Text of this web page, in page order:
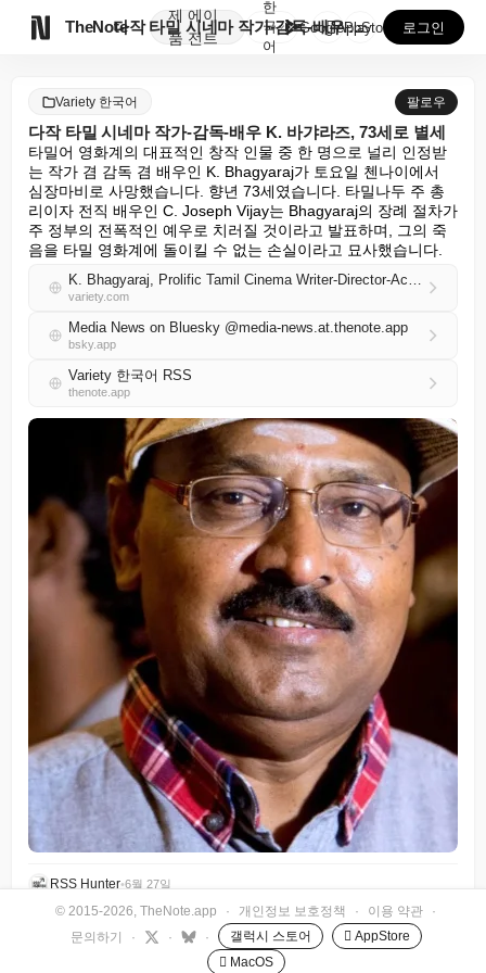
TheNote
제
품
에이
전트
다작 타밀 시네마 작가-감독-배우 K. 바갸라즈, 73...
한
국
어
GooglePlay
AppStore 로그인
Variety 한국어 팔로우
다작 타밀 시네마 작가-감독-배우 K. 바갸라즈, 73세로 별세
타밀어 영화계의 대표적인 창작 인물 중 한 명으로 널리 인정받
는 작가 겸 감독 겸 배우인 K. Bhagyaraj가 토요일 첸나이에서
심장마비로 사망했습니다. 향년 73세였습니다. 타밀나두 주 총
리이자 전직 배우인 C. Joseph Vijay는 Bhagyaraj의 장례 절차가
주 정부의 전폭적인 예우로 치러질 것이라고 발표하며, 그의 죽
음을 타밀 영화계에 돌이킬 수 없는 손실이라고 묘사했습니다.
K. Bhagyaraj, Prolific Tamil Cinema Writer-Director-Actor, Dies at 73
variety.com
Media News on Bluesky @media-news.at.thenote.app
bsky.app
Variety 한국어 RSS
thenote.app
RSS Hunter•6월 27일
© 2015-2026, TheNote.app · 개인정보 보호정책 · 이용 약관
·
문의하기
· · · 갤럭시 스토어
 AppStore
 MacOS